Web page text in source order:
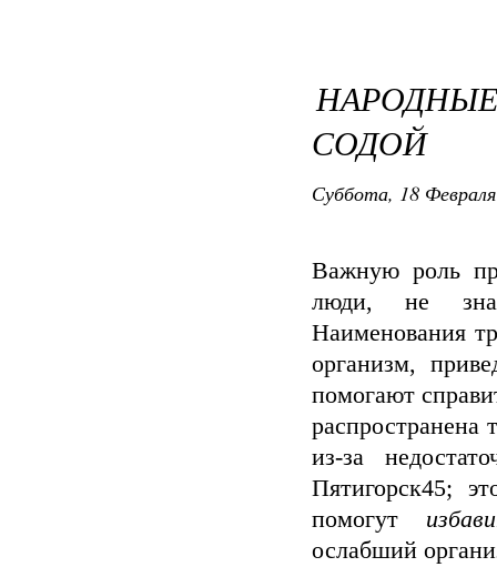
СОДОЙ
Суббота, 18
Важную роль
люди, не
Наименования
организм,
помогают
распространена
из-за
Пятигорск45;
помогут
ослабший